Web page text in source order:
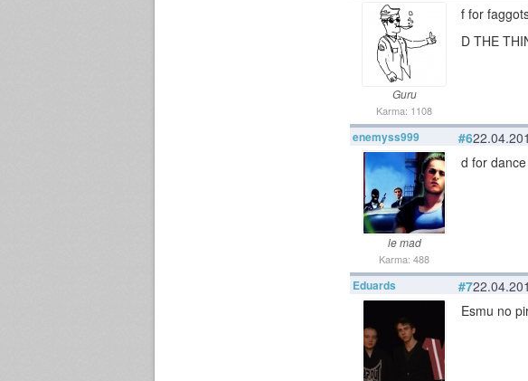
Guru
Karma: 1108
f for
D THE
enemyss999
le mad
Karma: 488
#6
d for dance
Eduards #7
Esmu no